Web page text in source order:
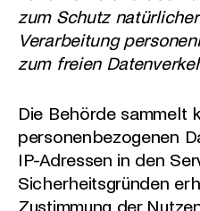
zum Schutz
Verarbeitung
zum freien
Die Behörde sammelt
personenbezogenen
IP-Adressen in den
Sicherheitsgründen
Zustimmung der